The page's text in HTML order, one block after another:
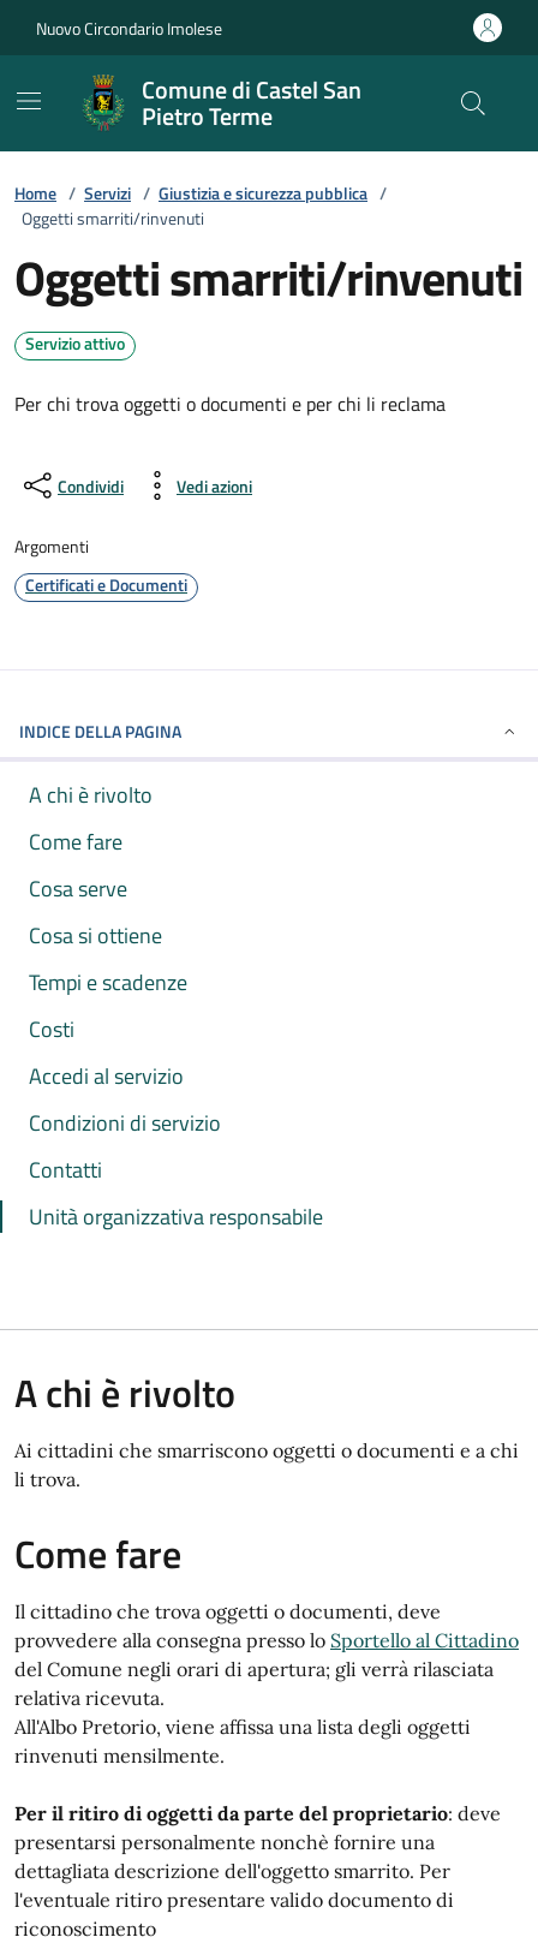
Nuovo Circondario Imolese
Comune di Castel San
Pietro Terme
Home / Servizi / Giustizia e sicurezza pubblica /
Oggetti smarriti/rinvenuti
Oggetti smarriti/rinvenuti
Servizio attivo
Per chi trova oggetti o documenti e per chi li reclama
Condividi Vedi azioni
Argomenti
Certificati e Documenti
INDICE DELLA PAGINA
A chi è rivolto
Come fare
Cosa serve
Cosa si ottiene
Tempi e scadenze
Costi
Accedi al servizio
Condizioni di servizio
Contatti
Unità organizzativa responsabile
A chi è rivolto
Ai cittadini che smarriscono oggetti o documenti e a chi
li trova.
Come fare
Il cittadino che trova oggetti o documenti, deve
provvedere alla consegna presso lo Sportello al Cittadino
del Comune negli orari di apertura; gli verrà rilasciata
relativa ricevuta.
All'Albo Pretorio, viene affissa una lista degli oggetti
rinvenuti mensilmente.
Per il ritiro di oggetti da parte del proprietario: deve
presentarsi personalmente nonchè fornire una
dettagliata descrizione dell'oggetto smarrito. Per
l'eventuale ritiro presentare valido documento di
riconoscimento